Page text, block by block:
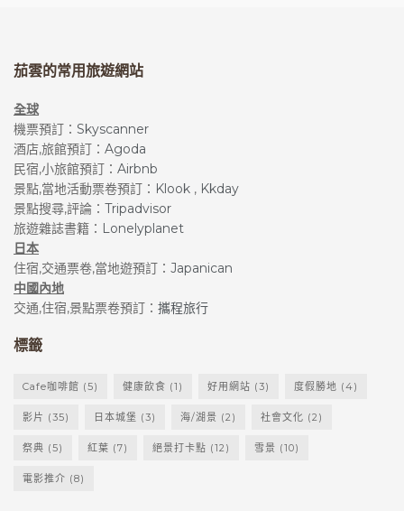
茄雲的常用旅遊網站
全球
機票預訂： Skyscanner
酒店,旅館預訂： Agoda
民宿,小旅館預訂： Airbnb
景點,當地活動票卷預訂： Klook , Kkday
景點搜尋,評論： Tripadvisor
旅遊雜誌書籍： Lonelyplanet
日本
住宿,交通票卷,當地遊預訂： Japanican
中國內地
交通,住宿,景點票卷預訂： 攜程旅行
標籤
Cafe咖啡館 (5) 健康飲食 (1) 好用網站 (3) 度假勝地 (4)
影片 (35) 日本城堡 (3) 海/湖景 (2) 社會文化 (2)
祭典 (5) 紅葉 (7) 絕景打卡點 (12) 雪景 (10)
電影推介 (8)